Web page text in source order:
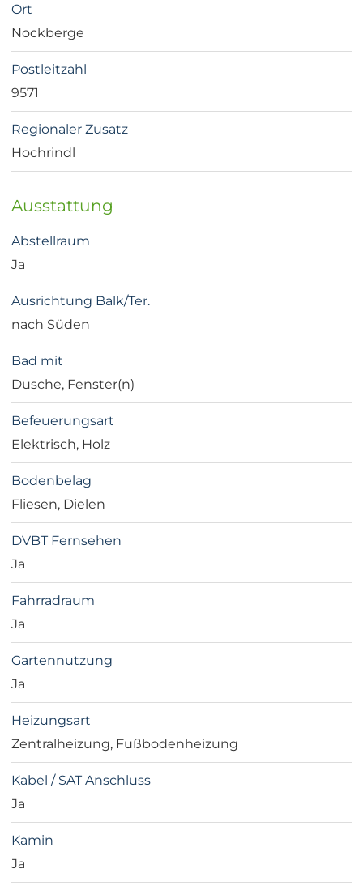
Ort
Nockberge
Postleitzahl
9571
Regionaler Zusatz
Hochrindl
Ausstattung
Abstellraum
Ja
Ausrichtung Balk/Ter.
nach Süden
Bad mit
Dusche, Fenster(n)
Befeuerungsart
Elektrisch, Holz
Bodenbelag
Fliesen, Dielen
DVBT Fernsehen
Ja
Fahrradraum
Ja
Gartennutzung
Ja
Heizungsart
Zentralheizung, Fußbodenheizung
Kabel / SAT Anschluss
Ja
Kamin
Ja